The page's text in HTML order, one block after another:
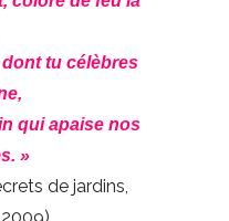
tu célèbres
qui apaise nos
»
de jardins,